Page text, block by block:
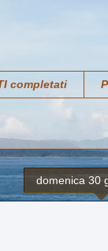
completati
domenica 30